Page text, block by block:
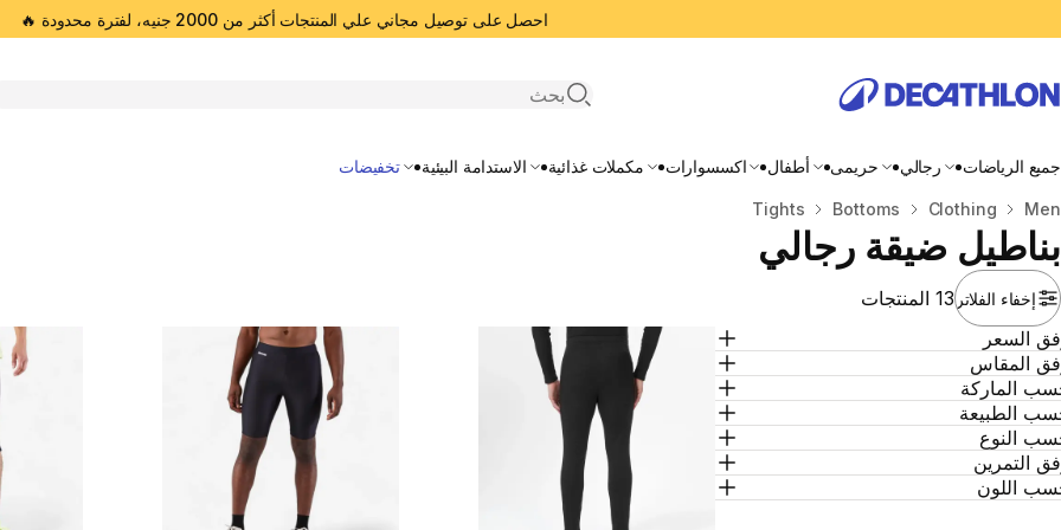
احصل على توصيل مجاني علي المنتجات أكثر من 2000 جنيه، لفترة محدودة 🔥
Open search
جميع الرياضات رجالي حريمى أطفال اكسسوارات مكملات غذائية الاستدامة البيئية تخفيضات
المنزل
Men
Clothing
Bottoms
Tights
بناطيل ضيقة رجالي
إخفاء الفلاتر13 المنتجات
السعر
المقاس
الماركة
الطبيعة
النوع
التمرين
اللون